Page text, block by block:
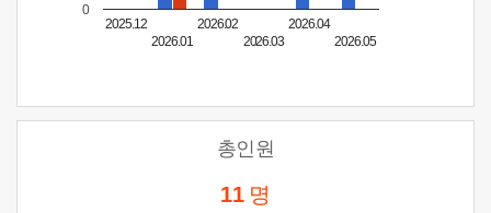
2025.12
2026.01
2026.02
2026.03
2026.04
2026.05
0
총인원
11 명